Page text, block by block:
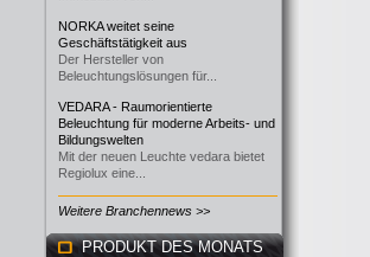
NORKA weitet seine
Geschäftstätigkeit aus
Der Hersteller von
Beleuchtungslösungen für...
VEDARA - Raumorientierte
Beleuchtung für moderne Arbeits- und
Bildungswelten
Mit der neuen Leuchte vedara bietet
Regiolux eine...
Weitere Branchennews >>
PRODUKT DES MONATS